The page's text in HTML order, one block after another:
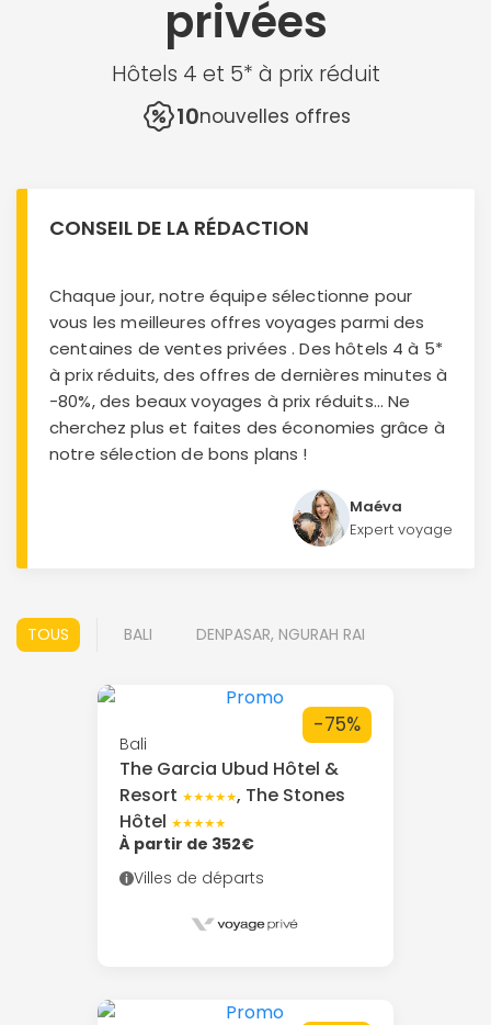
privées
Hôtels 4 et 5* à prix réduit
10nouvelles offres
CONSEIL DE LA RÉDACTION
Chaque jour, notre équipe sélectionne pour
vous les meilleures offres voyages parmi des
centaines de ventes privées . Des hôtels 4 à 5*
à prix réduits, des offres de dernières minutes à
-80%, des beaux voyages à prix réduits... Ne
cherchez plus et faites des économies grâce à
notre sélection de bons plans !
Maéva
Expert voyage
TOUS BALI DENPASAR, NGURAH RAI
Bali
The Garcia Ubud Hôtel &
Resort ★★★★★, The Stones
Hôtel ★★★★★
À partir de 352€
Villes de départs
-75%